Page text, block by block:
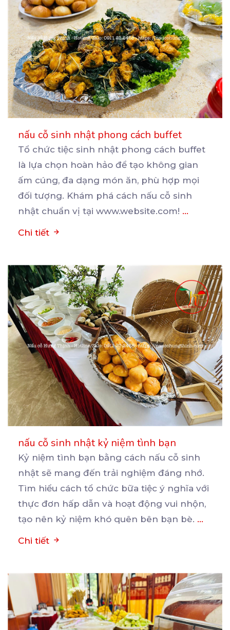
nấu cỗ sinh nhật phong cách buffet
Tổ chức tiệc sinh nhật phong cách buffet
là lựa chọn hoàn hảo để tạo không gian
ấm cúng, đa dạng món ăn, phù hợp mọi
đối tượng. Khám phá cách nấu cỗ sinh
nhật chuẩn vị tại www.website.com! ...
Chi tiết
nấu cỗ sinh nhật kỷ niệm tình bạn
Kỷ niệm tình bạn bằng cách nấu cỗ sinh
nhật sẽ mang đến trải nghiệm đáng nhớ.
Tìm hiểu cách tổ chức bữa tiệc ý nghĩa với
thực đơn hấp dẫn và hoạt động vui nhộn,
tạo nên kỷ niệm khó quên bên bạn bè. ...
Chi tiết